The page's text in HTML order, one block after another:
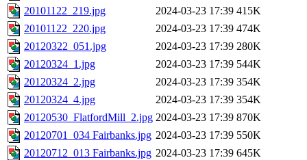
20101122_219.jpg
2024-03-23 17:39 415K
20101122_220.jpg
2024-03-23 17:39 474K
20120322_051.jpg
2024-03-23 17:39 280K
20120324_1.jpg
2024-03-23 17:39 544K
20120324_2.jpg
2024-03-23 17:39 354K
20120324_4.jpg
2024-03-23 17:39 354K
20120530_FlatfordMill_2.jpg 2024-03-23 17:39 870K
20120701_034 Fairbanks.jpg 2024-03-23 17:39 550K
20120712_013 Fairbanks.jpg 2024-03-23 17:39 645K